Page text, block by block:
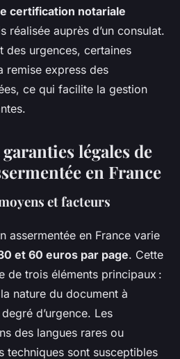
certification notariale
réalisée auprès d’un consulat.
des urgences, certaines
remise express des
ce qui facilite la gestion
légales de
en France
et facteurs
assermentée en France varie
et 60 euros par page. Cette
de trois éléments principaux :
nature du document à
d’urgence. Les
des langues rares ou
techniques sont susceptibles